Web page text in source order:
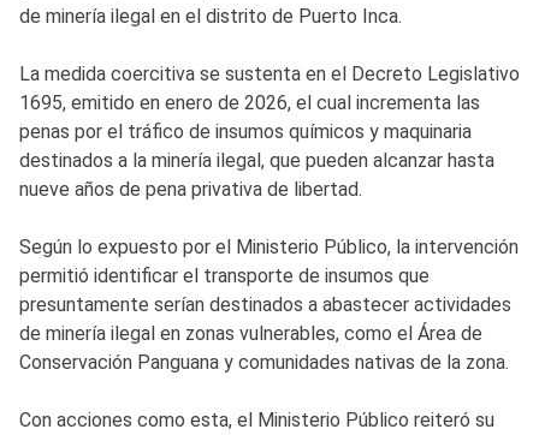
de minería ilegal en el distrito de Puerto Inca.
La medida coercitiva se sustenta en el Decreto Legislativo
1695, emitido en enero de 2026, el cual incrementa las
penas por el tráfico de insumos químicos y maquinaria
destinados a la minería ilegal, que pueden alcanzar hasta
nueve años de pena privativa de libertad.
Según lo expuesto por el Ministerio Público, la intervención
permitió identificar el transporte de insumos que
presuntamente serían destinados a abastecer actividades
de minería ilegal en zonas vulnerables, como el Área de
Conservación Panguana y comunidades nativas de la zona.
Con acciones como esta, el Ministerio Público reiteró su